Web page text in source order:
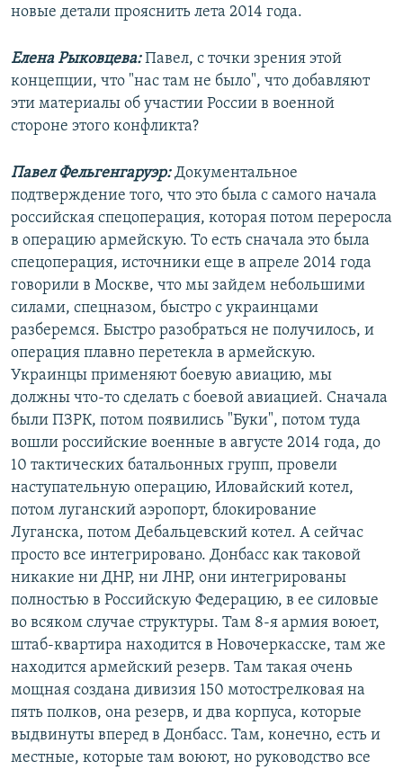
новые детали прояснить лета 2014 года.
Елена Рыковцева:Павел, с точки зрения этой
концепции, что "нас там не было", что добавляют
эти материалы об участии России в военной
стороне этого конфликта?
Павел Фельгенгаруэр:Документальное
подтверждение того, что это была с самого начала
российская спецоперация, которая потом переросла
в операцию армейскую. То есть сначала это была
спецоперация, источники еще в апреле 2014 года
говорили в Москве, что мы зайдем небольшими
силами, спецназом, быстро с украинцами
разберемся. Быстро разобраться не получилось, и
операция плавно перетекла в армейскую.
Украинцы применяют боевую авиацию, мы
должны что-то сделать с боевой авиацией. Сначала
были ПЗРК, потом появились "Буки", потом туда
вошли российские военные в августе 2014 года, до
10 тактических батальонных групп, провели
наступательную операцию, Иловайский котел,
потом луганский аэропорт, блокирование
Луганска, потом Дебальцевский котел. А сейчас
просто все интегрировано. Донбасс как таковой
никакие ни ДНР, ни ЛНР, они интегрированы
полностью в Российскую Федерацию, в ее силовые
во всяком случае структуры. Там 8-я армия воюет,
штаб-квартира находится в Новочеркасске, там же
находится армейский резерв. Там такая очень
мощная создана дивизия 150 мотострелковая на
пять полков, она резерв, и два корпуса, которые
выдвинуты вперед в Донбасс. Там, конечно, есть и
местные, которые там воюют, но руководство все